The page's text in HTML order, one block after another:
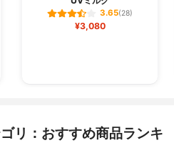
3.65(28)
¥3,080
リ：おすすめ商品ランキ